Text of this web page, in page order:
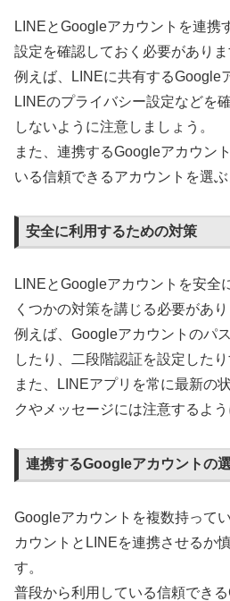
LINEとGoogleアカウントを連携
設定を確認しておく必要がありま
例えば、LINEに共有するGoogle
LINEのプライバシー設定などを
しないように注意しましょう。
また、連携するGoogleアカウン
いる信頼できるアカウントを選ぶ
安全に利用するための対策
LINEとGoogleアカウントを安全
くつかの対策を講じる必要があり
例えば、Googleアカウントのパ
したり、二段階認証を設定した
また、LINEアプリを常に最新の
クやメッセージには注意するよう
連携するGoogleアカウントの
Googleアカウントを複数持って
カウントとLINEを連携させるか
す。
普段から利用している信頼でき